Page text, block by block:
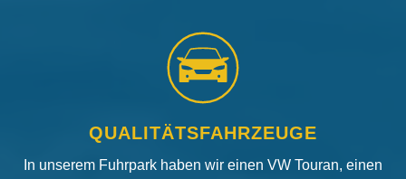
QUALITÄTSFAHRZEUGE
In unserem Fuhrpark haben wir einen VW Touran, einen